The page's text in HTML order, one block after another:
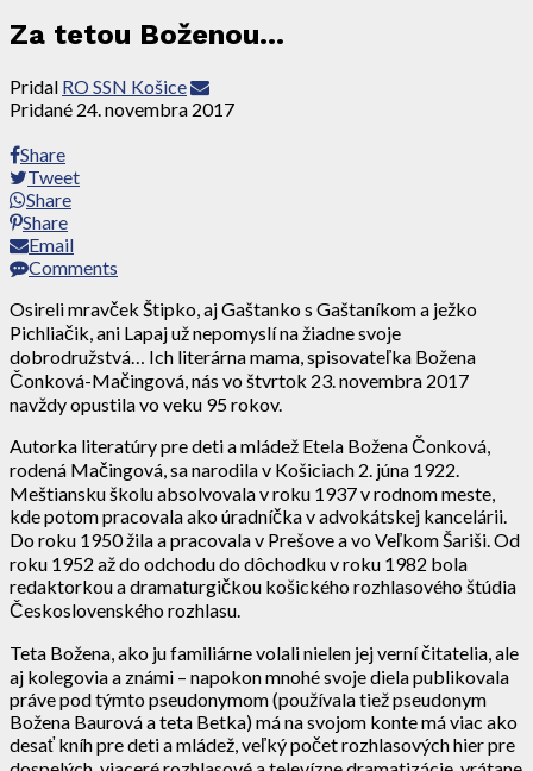
Za tetou Boženou…
Pridal RO SSN Košice
Pridané 24. novembra 2017
Share
Tweet
Share
Share
Email
Comments
Osireli mravček Štipko, aj Gaštanko s Gaštaníkom a ježko
Pichliačik, ani Lapaj už nepomyslí na žiadne svoje
dobrodružstvá… Ich literárna mama, spisovateľka Božena
Čonková-Mačingová, nás vo štvrtok 23. novembra 2017
navždy opustila vo veku 95 rokov.
Autorka literatúry pre deti a mládež Etela Božena Čonková,
rodená Mačingová, sa narodila v Košiciach 2. júna 1922.
Meštiansku školu absolvovala v roku 1937 v rodnom meste,
kde potom pracovala ako úradníčka v advokátskej kancelárii.
Do roku 1950 žila a pracovala v Prešove a vo Veľkom Šariši. Od
roku 1952 až do odchodu do dôchodku v roku 1982 bola
redaktorkou a dramaturgičkou košického rozhlasového štúdia
Československého rozhlasu.
Teta Božena, ako ju familiárne volali nielen jej verní čitatelia, ale
aj kolegovia a známi – napokon mnohé svoje diela publikovala
práve pod týmto pseudonymom (používala tiež pseudonym
Božena Baurová a teta Betka) má na svojom konte má viac ako
desať kníh pre deti a mládež, veľký počet rozhlasových hier pre